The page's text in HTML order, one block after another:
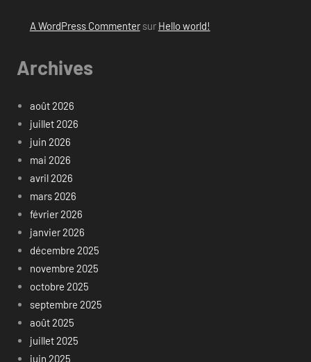
A WordPress Commentersur Hello world!
Archives
août 2026
juillet 2026
juin 2026
mai 2026
avril 2026
mars 2026
février 2026
janvier 2026
décembre 2025
novembre 2025
octobre 2025
septembre 2025
août 2025
juillet 2025
juin 2025